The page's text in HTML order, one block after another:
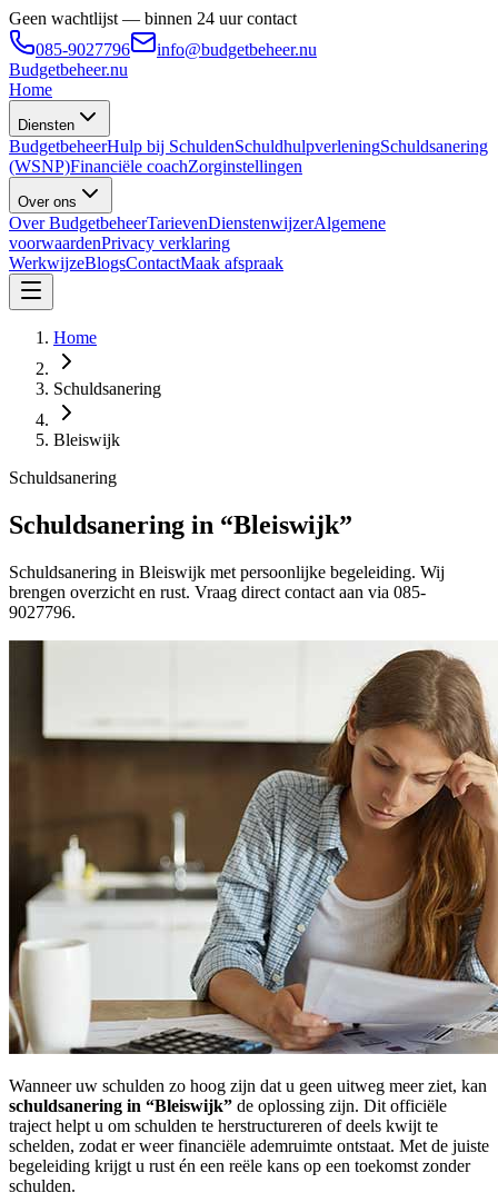
Geen wachtlijst — binnen 24 uur contact
085-9027796
info@budgetbeheer.nu
Budgetbeheer.nu
Home
Diensten
BudgetbeheerHulp bij SchuldenSchuldhulpverleningSchuldsanering
(WSNP)Financiële coachZorginstellingen
Over ons
Over BudgetbeheerTarievenDienstenwijzerAlgemene
voorwaardenPrivacy verklaring
WerkwijzeBlogsContactMaak afspraak
Home
Schuldsanering
Bleiswijk
Schuldsanering
Schuldsanering in “Bleiswijk”
Schuldsanering in Bleiswijk met persoonlijke begeleiding. Wij
brengen overzicht en rust. Vraag direct contact aan via 085-
9027796.
Wanneer uw schulden zo hoog zijn dat u geen uitweg meer ziet, kan
schuldsanering in “Bleiswijk” de oplossing zijn. Dit officiële
traject helpt u om schulden te herstructureren of deels kwijt te
schelden, zodat er weer financiële ademruimte ontstaat. Met de juiste
begeleiding krijgt u rust én een reële kans op een toekomst zonder
schulden.